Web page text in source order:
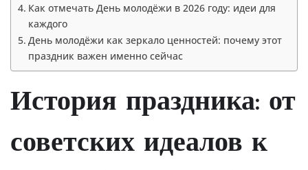
Как отмечать День молодёжи в 2026 году: идеи для
каждого
День молодёжи как зеркало ценностей: почему этот
праздник важен именно сейчас
История праздника: от
советских идеалов к